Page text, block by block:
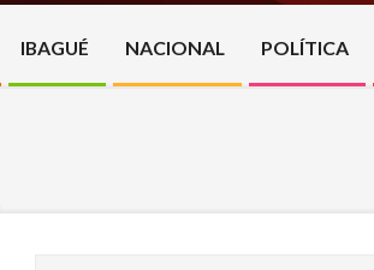
IBAGUÉ NACIONAL POLÍTICA